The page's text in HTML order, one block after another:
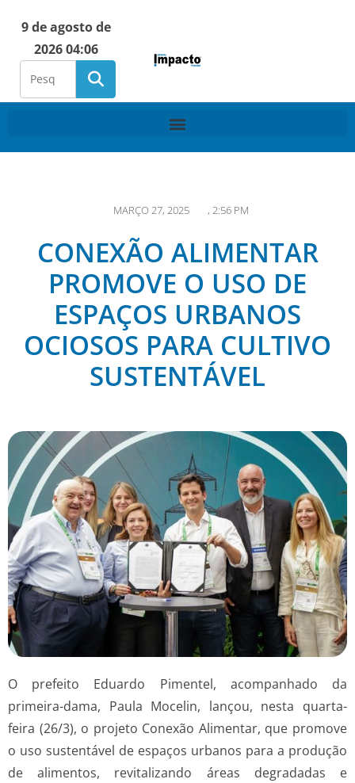
9 de agosto de
2026 04:06
MARÇO 27, 2025 , 2:56 PM
CONEXÃO ALIMENTAR
PROMOVE O USO DE
ESPAÇOS URBANOS
OCIOSOS PARA CULTIVO
SUSTENTÁVEL
O prefeito Eduardo Pimentel, acompanhado da
primeira-dama, Paula Mocelin, lançou, nesta quarta-
feira (26/3), o projeto Conexão Alimentar, que promove
o uso sustentável de espaços urbanos para a produção
de alimentos, revitalizando áreas degradadas e